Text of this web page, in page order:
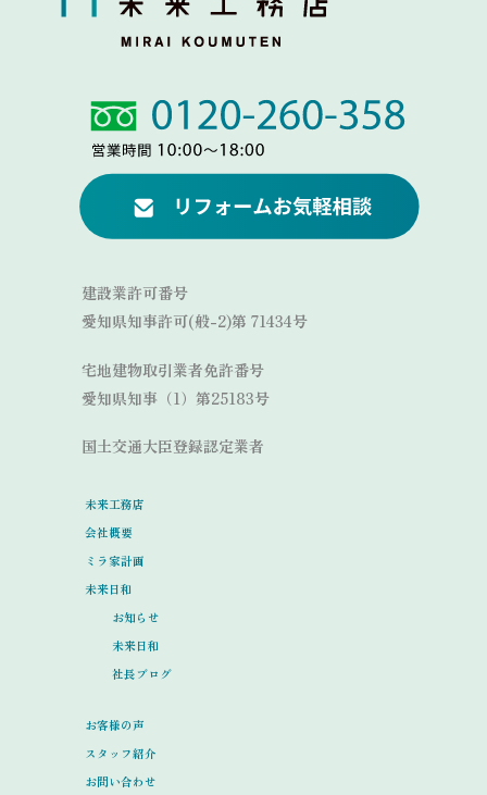
Link
Link
建設業許可番号
愛知県知事許可(般-2)第 71434号
宅地建物取引業者免許番号
愛知県知事（1）第25183号
国土交通大臣登録認定業者
未来工務店
会社概要
ミラ家計画
未来日和
お知らせ
未来日和
社長ブログ
お客様の声
スタッフ紹介
お問い合わせ